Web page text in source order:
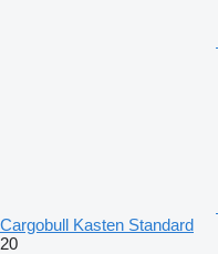
Cargobull Kasten Standard
20